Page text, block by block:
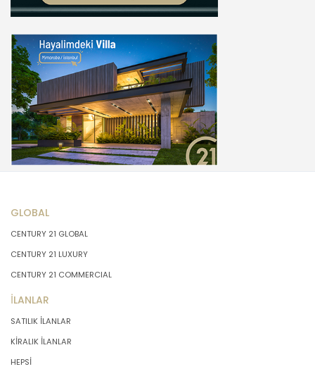
GLOBAL
CENTURY 21 GLOBAL
CENTURY 21 LUXURY
CENTURY 21 COMMERCIAL
İLANLAR
SATILIK İLANLAR
KİRALIK İLANLAR
HEPSİ